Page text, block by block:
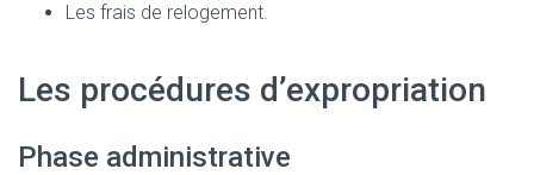
Les frais de relogement.
Les procédures d’expropriation
Phase administrative